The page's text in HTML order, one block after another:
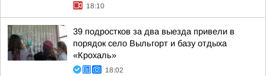
18:10
39 подростков за два выезда привели в
порядок село Выльгорт и базу отдыха
«Крохаль»
18:02